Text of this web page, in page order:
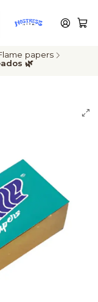
papers
🌿